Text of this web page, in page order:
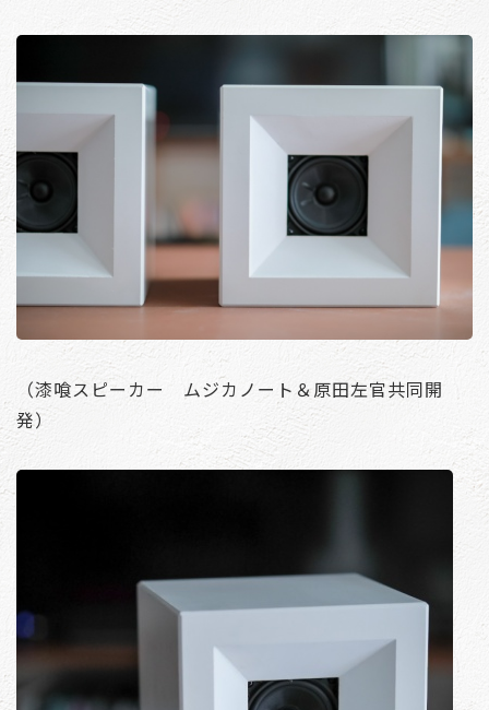
（漆喰スピーカー ムジカノート＆原田左官共同開
発）